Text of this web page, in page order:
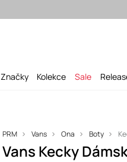
Značky Kolekce Sale
PRM Vans Ona Boty
Vans Kecky